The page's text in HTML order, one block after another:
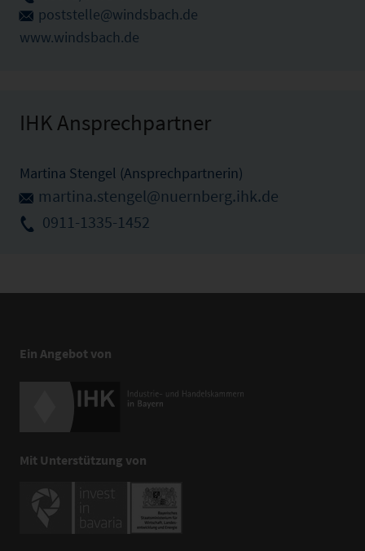
poststelle@windsbach.de
www.windsbach.de
IHK Ansprechpartner
Martina Stengel (Ansprechpartnerin)
martina.stengel@nuernberg.ihk.de
0911-1335-1452
Ein Angebot von
Mit Unterstützung von